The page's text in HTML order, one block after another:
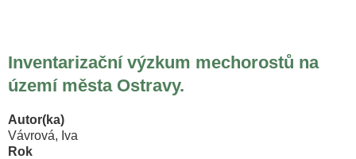
Inventarizační výzkum mechorostů na
území města Ostravy.
Autor(ka)
Vávrová, Iva
Rok